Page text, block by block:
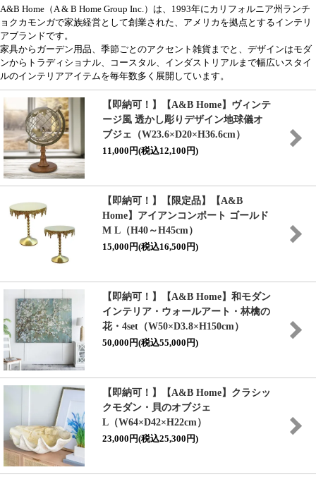
A&B Home（A & B Home Group Inc.）は、1993年にカリフォルニア州ランチ
ョクカモンガで家族経営として創業された、アメリカを拠点とするインテリ
アブランドです。
家具からガーデン用品、季節ごとのアクセント雑貨までと、デザインはモダ
ンからトラディショナル、コースタル、インダストリアルまで幅広いスタイ
ルのインテリアアイテムを毎年数多く展開しています。
【即納可！】【A&B Home】ヴィンテ
ージ風 透かし彫りデザイン地球儀オ
ブジェ（W23.6×D20×H36.6cm）
11,000円(税込12,100円)
【即納可！】【限定品】【A&B
Home】アイアンコンポート ゴールド
M L（H40～H45cm）
15,000円(税込16,500円)
【即納可！】【A&B Home】和モダン
インテリア・ウォールアート・林檎の
花・4set（W50×D3.8×H150cm）
50,000円(税込55,000円)
【即納可！】【A&B Home】クラシッ
クモダン・貝のオブジェ
L（W64×D42×H22cm）
23,000円(税込25,300円)